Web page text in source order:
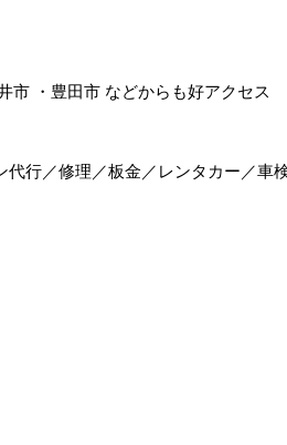
市・ 豊田市などからも好アクセス
行／修理／板金／レンタカー／車